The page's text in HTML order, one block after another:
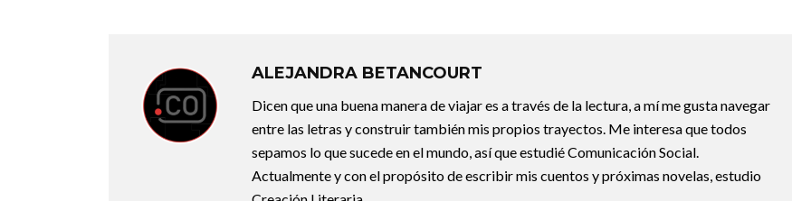
ALEJANDRA BETANCOURT
Dicen que una buena manera de viajar es a través de la lectura, a mí me gusta navegar
entre las letras y construir también mis propios trayectos. Me interesa que todos
sepamos lo que sucede en el mundo, así que estudié Comunicación Social.
Actualmente y con el propósito de escribir mis cuentos y próximas novelas, estudio